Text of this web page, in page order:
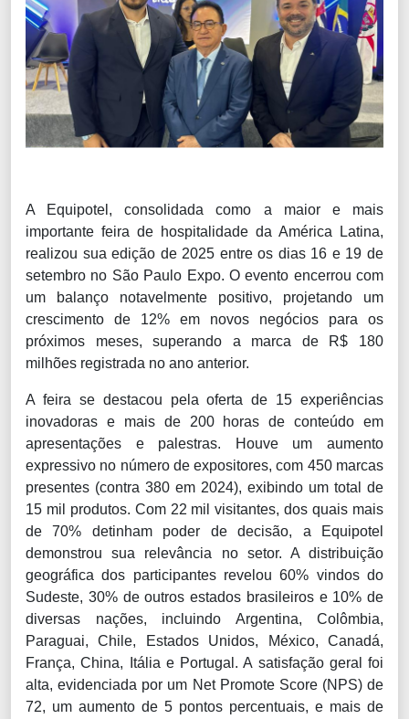
A Equipotel, consolidada como a maior e mais
importante feira de hospitalidade da América Latina,
realizou sua edição de 2025 entre os dias 16 e 19 de
setembro no São Paulo Expo. O evento encerrou com
um balanço notavelmente positivo, projetando um
crescimento de 12% em novos negócios para os
próximos meses, superando a marca de R$ 180
milhões registrada no ano anterior.
A feira se destacou pela oferta de 15 experiências
inovadoras e mais de 200 horas de conteúdo em
apresentações e palestras. Houve um aumento
expressivo no número de expositores, com 450 marcas
presentes (contra 380 em 2024), exibindo um total de
15 mil produtos. Com 22 mil visitantes, dos quais mais
de 70% detinham poder de decisão, a Equipotel
demonstrou sua relevância no setor. A distribuição
geográfica dos participantes revelou 60% vindos do
Sudeste, 30% de outros estados brasileiros e 10% de
diversas nações, incluindo Argentina, Colômbia,
Paraguai, Chile, Estados Unidos, México, Canadá,
França, China, Itália e Portugal. A satisfação geral foi
alta, evidenciada por um Net Promote Score (NPS) de
72, um aumento de 5 pontos percentuais, e mais de